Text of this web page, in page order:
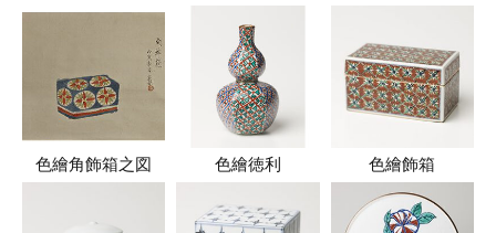
色繪角飾箱之図 色繪徳利 色繪飾箱